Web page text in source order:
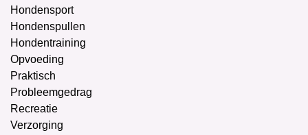
Hondensport
Hondenspullen
Hondentraining
Opvoeding
Praktisch
Probleemgedrag
Recreatie
Verzorging